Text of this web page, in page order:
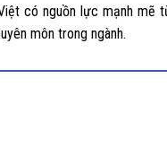
có nguồn lực mạnh mẽ
môn trong ngành.